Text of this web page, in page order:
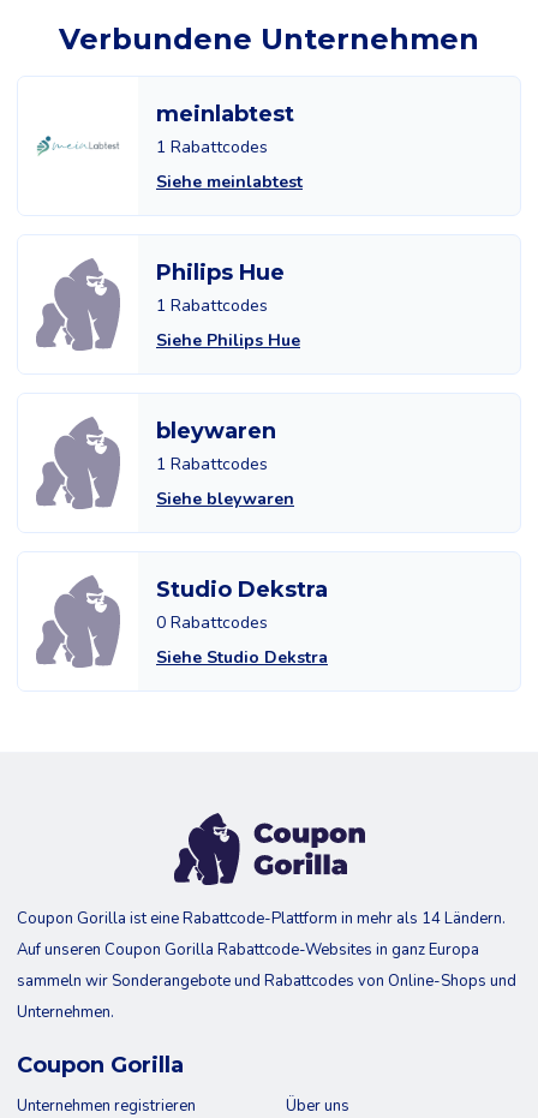
Verbundene Unternehmen
meinlabtest
1 Rabattcodes
Siehe meinlabtest
Philips Hue
1 Rabattcodes
Siehe Philips Hue
bleywaren
1 Rabattcodes
Siehe bleywaren
Studio Dekstra
0 Rabattcodes
Siehe Studio Dekstra
Coupon Gorilla ist eine Rabattcode-Plattform in mehr als 14 Ländern.
Auf unseren Coupon Gorilla Rabattcode-Websites in ganz Europa
sammeln wir Sonderangebote und Rabattcodes von Online-Shops und
Unternehmen.
Coupon Gorilla
Unternehmen registrieren Über uns